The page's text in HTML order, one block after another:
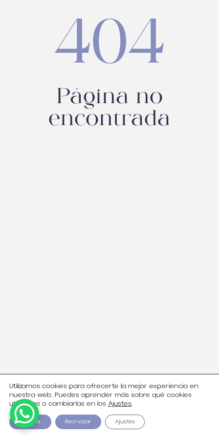
404
Página no
encontrada
Utilizamos cookies para ofrecerte la mejor experiencia en
nuestra web. Puedes aprender más sobre qué cookies
utilizamos o cambiarlas en los Ajustes.
Aceptar Rechazar Ajustes